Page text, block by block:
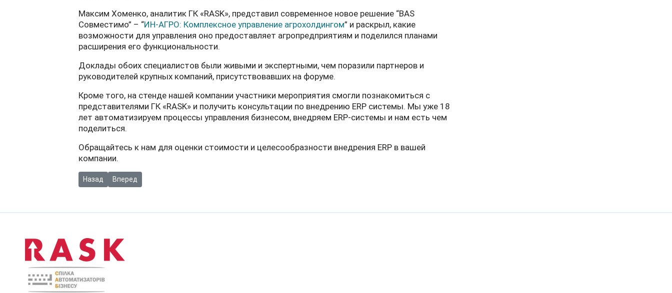
Максим Хоменко, аналитик ГК «RASK», представил современное новое решение “BAS
Совместимо” – “ИН-АГРО: Комплексное управление агрохолдингом” и раскрыл, какие
возможности для управления оно предоставляет агропредприятиям и поделился планами
расширения его функциональности.
Доклады обоих специалистов были живыми и экспертными, чем поразили партнеров и
руководителей крупных компаний, присутствовавших на форуме.
Кроме того, на стенде нашей компании участники мероприятия смогли познакомиться с
представителями ГК «RASK» и получить консультации по внедрению ERP системы. Мы уже 18
лет автоматизируем процессы управления бизнесом, внедряем ERP-системы и нам есть чем
поделиться.
Обращайтесь к нам для оценки стоимости и целесообразности внедрения ERP в вашей
компании.
Предыдущий: Как подать документы по электронным больничным в ФСС из программы
Назад Следующий: УчастиеГК «RASK» в AGROIT FORUM 2021
Вперед